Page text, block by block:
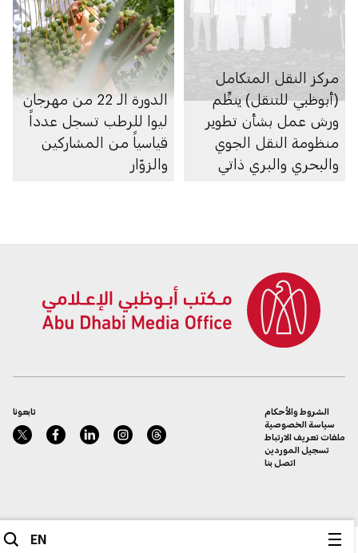
EN
مركز النقل المتكامل
(أبوظبي للتنقل) ينظِّم
ورش عمل بشأن تطوير
منظومة النقل الجوي
والبحري والبري ذاتي
الدورة الـ 22 من مهرجان
ليوا للرطب تسجل عدداً
قياسياً من المشاركين
والزوّار
تابعونا
الشروط والأحكام
سياسة الخصوصية
ملفات تعريف الارتباط
تسجيل الموردين
اتصل بنا